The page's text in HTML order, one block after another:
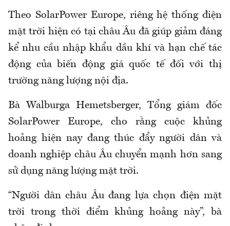
Theo SolarPowerEurope, riêng hệ thống điện
mặt trời hiện có tại châu Âu đã giúp giảm đáng
kể nhu cầu nhập khẩu dầu khí và hạn chế tác
động của biến động giá quốc tế đối với thị
trường năng lượng nội địa.
Bà Walburga Hemetsberger, Tổng giám đốc
SolarPower Europe, cho rằng cuộc khủng
hoảng hiện nay đang thúc đẩy người dân và
doanh nghiệp châu Âu chuyển mạnh hơn sang
sử dụng năng lượng mặt trời.
“Người dân châu Âu đang lựa chọn điện mặt
trời trong thời điểm khủng hoảng này”, bà